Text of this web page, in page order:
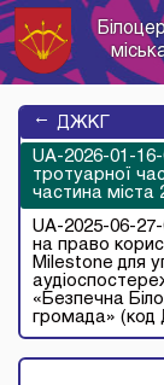
→ ДЖКГ
UA-2026-01-
тротуарної
частина міста
UA-2025-06-27-
на право
Milestone для
«Безпечна
громада» (код